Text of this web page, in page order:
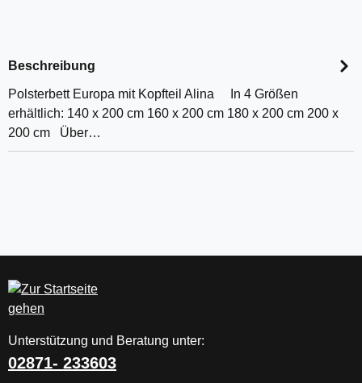
Beschreibung
Polsterbett Europa mit Kopfteil Alina In 4 Größen
erhältlich: 140 x 200 cm 160 x 200 cm 180 x 200 cm 200 x
200 cm Über…
Unterstützung und Beratung unter:
02871- 233603